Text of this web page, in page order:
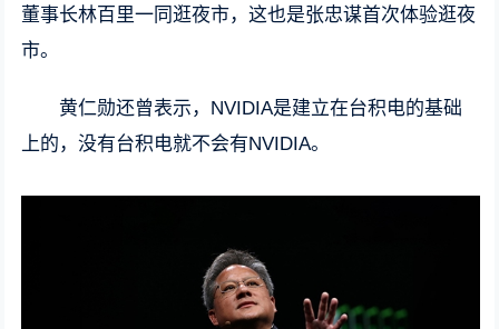
董事长林百里一同逛夜市，这也是张忠谋首次体验逛夜
市。
黄仁勋还曾表示，NVIDIA是建立在台积电的基础
上的，没有台积电就不会有NVIDIA。